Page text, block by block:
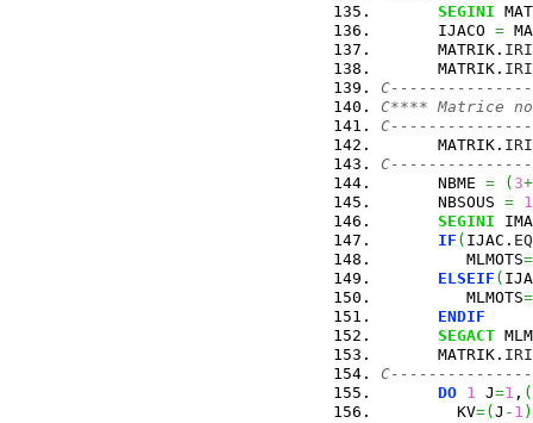
SEGINI
      IJACO
=
      MATRIK.
      MATRIK.
C**** Matrice
      MATRIK.
      NBME
= ( 3+
      NBSOUS
= 1
SEGINI
IF ( IJAC. EQ
         MLMOTS
=
ELSEIF (
         MLMOTS
=
ENDIF
SEGACT
      MATRIK.
DO 1 J=1 , (
        KV
=(J - 1 )